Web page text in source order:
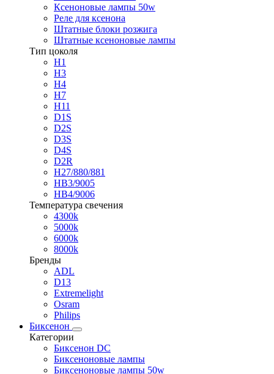
Ксеноновые лампы 50w
Реле для ксенона
Штатные блоки розжига
Штатные ксеноновые лампы
Тип цоколя
H1
H3
H4
H7
H11
D1S
D2S
D3S
D4S
D2R
H27/880/881
HB3/9005
HB4/9006
Температура свечения
4300k
5000k
6000k
8000k
Бренды
ADL
D13
Extremelight
Osram
Philips
Биксенон
Категории
Биксенон DC
Биксеноновые лампы
Биксеноновые лампы 50w